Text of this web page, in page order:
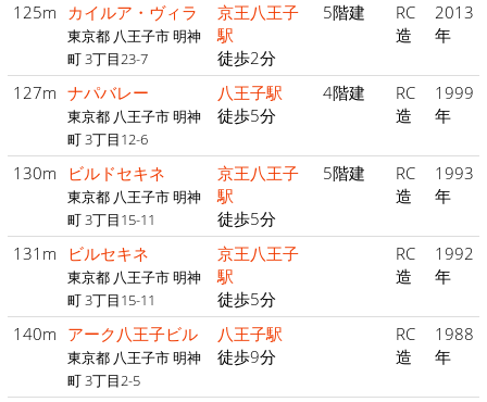
125m カイルア・ヴィラ
東京都 八王子市 明神
町 3丁目23-7
京王八王子
駅
徒歩2分
5階建
RC
造
2013
年
127m ナパバレー
東京都 八王子市 明神
町 3丁目12-6
八王子駅
徒歩5分
4階建
RC
造
1999
年
130m ビルドセキネ
東京都 八王子市 明神
町 3丁目15-11
京王八王子
駅
徒歩5分
5階建
RC
造
1993
年
131m ビルセキネ
東京都 八王子市 明神
町 3丁目15-11
京王八王子
駅
徒歩5分
RC
造
1992
年
140m アーク八王子ビル
東京都 八王子市 明神
町 3丁目2-5
八王子駅
徒歩9分
RC
造
1988
年